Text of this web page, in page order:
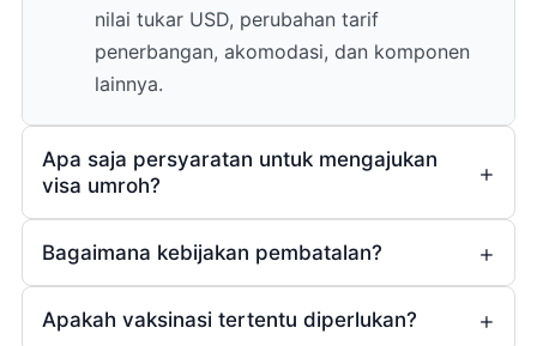
nilai tukar USD, perubahan tarif
penerbangan, akomodasi, dan komponen
lainnya.
Apa saja persyaratan untuk mengajukan
visa umroh?
Bagaimana kebijakan pembatalan?
1 (satu)
Apakah vaksinasi tertentu diperlukan?